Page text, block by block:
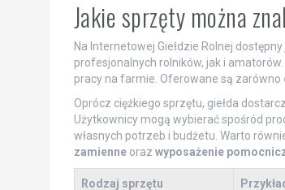
Jakie sprzęty można
Na Internetowej Giełdzie Rolnej
profesjonalnych rolników, jak i
pracy na farmie. Oferowane są zarówno
Oprócz ciężkiego sprzętu, giełda
Użytkownicy mogą wybierać spośród
własnych potrzeb i budżetu. Warto
zamienneoraz wyposażenie
Rodzaj sprzętu